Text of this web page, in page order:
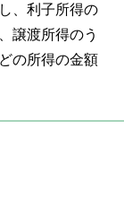
、利子所得の
譲渡所得のう
の所得の金額